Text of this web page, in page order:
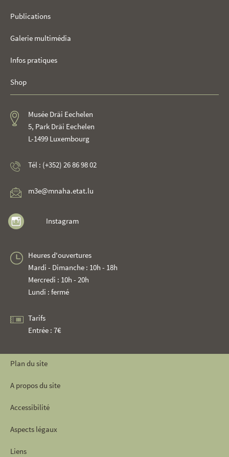
Publications
Galerie multimédia
Infos pratiques
Shop
Musée Dräi Eechelen
5, Park Dräi Eechelen
L-1499 Luxembourg
Tél : (+352) 26 86 98 02
m3e@mnaha.etat.lu
Instagram
Heures d'ouvertures
Mardi - Dimanche : 10h - 18h
Mercredi : 10h - 20h
Lundi : fermé
Tarifs
Entrée : 7€
Plan du site
A propos du site
Accessibilité
Aspects légaux
Liens